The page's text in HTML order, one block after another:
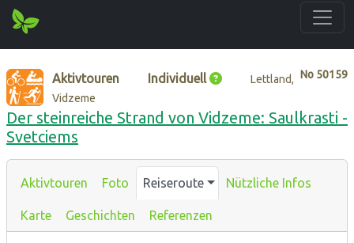
No 50159
Aktivtouren Individuell
Lettland,
Vidzeme
Der steinreiche Strand von Vidzeme: Saulkrasti -
Svetciems
Aktivtouren Foto Reiseroute Nützliche Infos
Karte Geschichten Referenzen